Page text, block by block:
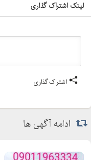
لینک اشتراک گذاری
اشتراک گذاری
ادامه آگهی ها